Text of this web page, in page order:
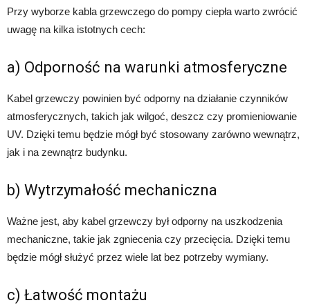
Przy wyborze kabla grzewczego do pompy ciepła warto zwrócić
uwagę na kilka istotnych cech:
a) Odporność na warunki atmosferyczne
Kabel grzewczy powinien być odporny na działanie czynników
atmosferycznych, takich jak wilgoć, deszcz czy promieniowanie
UV. Dzięki temu będzie mógł być stosowany zarówno wewnątrz,
jak i na zewnątrz budynku.
b) Wytrzymałość mechaniczna
Ważne jest, aby kabel grzewczy był odporny na uszkodzenia
mechaniczne, takie jak zgniecenia czy przecięcia. Dzięki temu
będzie mógł służyć przez wiele lat bez potrzeby wymiany.
c) Łatwość montażu